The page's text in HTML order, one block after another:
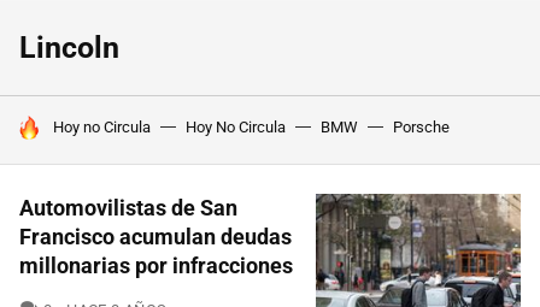
Lincoln
HOY SE HABLA DE
Hoy no Circula Hoy No Circula BMW Porsche
Automovilistas de San
Francisco acumulan deudas
millonarias por infracciones